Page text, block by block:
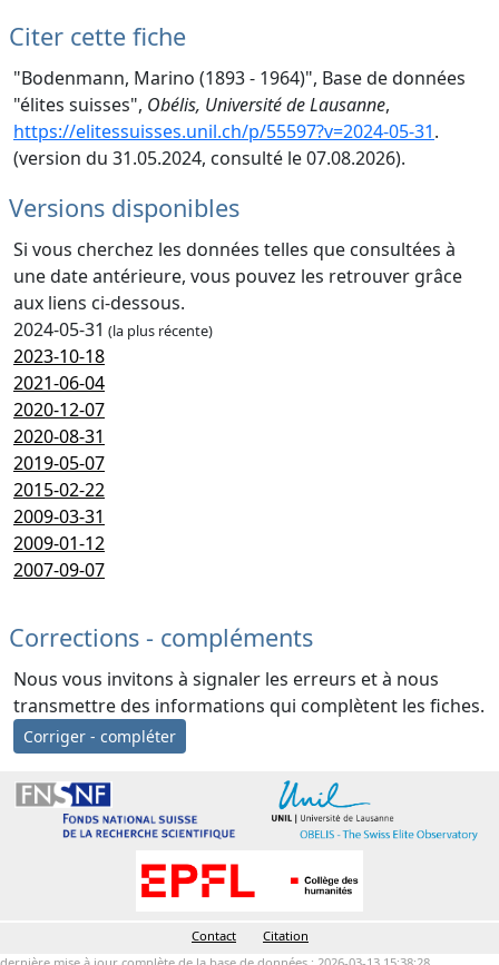
Citer cette fiche
"Bodenmann, Marino (1893 - 1964)", Base de données
"élites suisses", Obélis, Université de Lausanne,
https://elitessuisses.unil.ch/p/55597?v=2024-05-31.
(version du 31.05.2024, consulté le 07.08.2026).
Versions disponibles
Si vous cherchez les données telles que consultées à
une date antérieure, vous pouvez les retrouver grâce
aux liens ci-dessous.
2024-05-31 (la plus récente)
2023-10-18
2021-06-04
2020-12-07
2020-08-31
2019-05-07
2015-02-22
2009-03-31
2009-01-12
2007-09-07
Corrections - compléments
Nous vous invitons à signaler les erreurs et à nous
transmettre des informations qui complètent les fiches.
Corriger - compléter
Contact
Citation